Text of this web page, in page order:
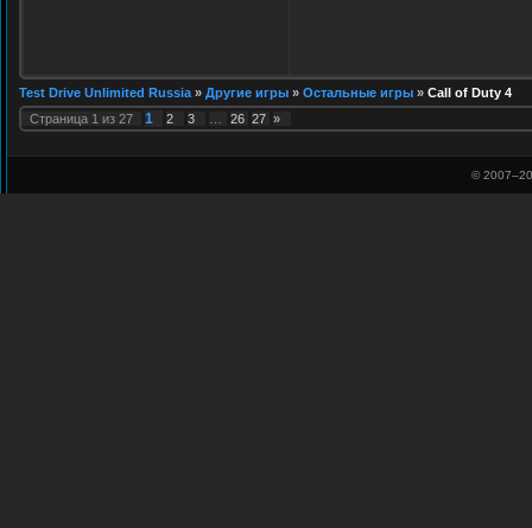
Test Drive Unlimited Russia » Другие игры » Остальные игры » Call of Duty 4
Страница 1 из 27 1 2 3 26 27 »
© 2007–